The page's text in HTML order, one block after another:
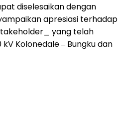
diselesaikan dengan
apresiasi terhadap
yang telah
Kolonedale – Bungku dan